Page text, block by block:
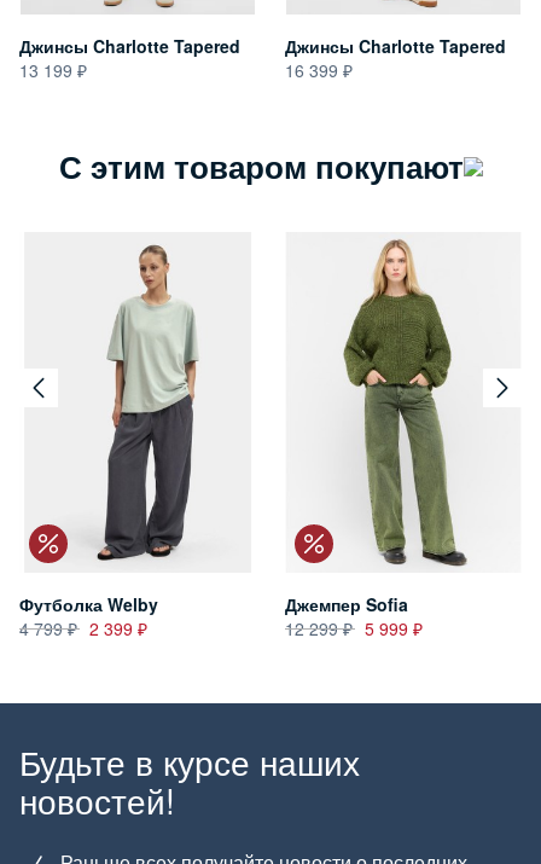
Джинсы Charlotte Tapered
13 199
Джинсы Charlotte Tapered
16 399
С этим товаром покупают
Футболка Welby
4 799
2 399
Джемпер Sofia
12 299
5 999
Будьте в курсе наших
новостей!